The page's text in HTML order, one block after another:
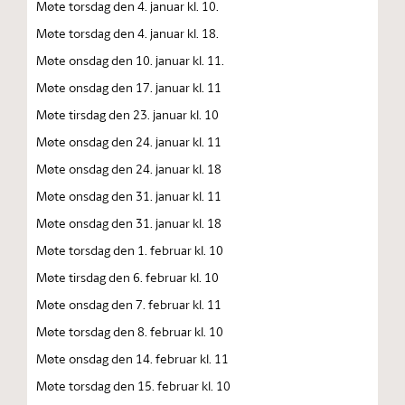
Møte torsdag den 4. januar kl. 10.
Møte torsdag den 4. januar kl. 18.
Møte onsdag den 10. januar kl. 11.
Møte onsdag den 17. januar kl. 11
Møte tirsdag den 23. januar kl. 10
Møte onsdag den 24. januar kl. 11
Møte onsdag den 24. januar kl. 18
Møte onsdag den 31. januar kl. 11
Møte onsdag den 31. januar kl. 18
Møte torsdag den 1. februar kl. 10
Møte tirsdag den 6. februar kl. 10
Møte onsdag den 7. februar kl. 11
Møte torsdag den 8. februar kl. 10
Møte onsdag den 14. februar kl. 11
Møte torsdag den 15. februar kl. 10